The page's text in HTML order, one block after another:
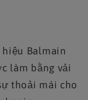
Balmain
làm bằng vải
thoải mái cho